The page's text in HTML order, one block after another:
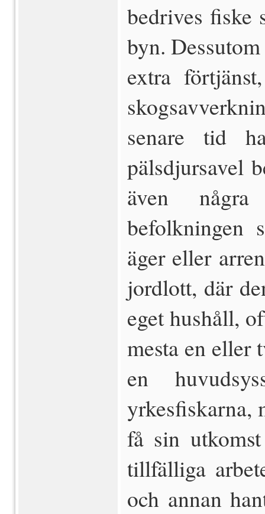
bedrives fiske
byn.
extra
senare tid
pälsdjursavel
även några
befolkningen
äger eller
jordlott, där
eget hushåll,
mesta en eller
en
yrkesfiskarna,
få sin
tillfälliga
och annan